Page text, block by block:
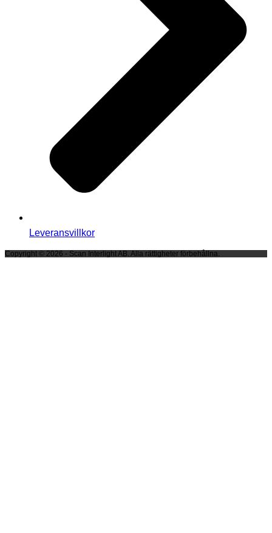
Leveransvillkor
Copyright © 2026 - Scan Interlight AB. Alla rättigheter förbehållna.